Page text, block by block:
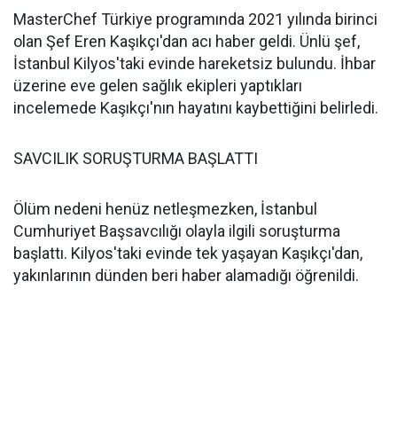
MasterChef Türkiye programında 2021 yılında birinci
olan Şef Eren Kaşıkçı'dan acı haber geldi. Ünlü şef,
İstanbul Kilyos'taki evinde hareketsiz bulundu. İhbar
üzerine eve gelen sağlık ekipleri yaptıkları
incelemede Kaşıkçı'nın hayatını kaybettiğini belirledi.
SAVCILIK SORUŞTURMA BAŞLATTI
Ölüm nedeni henüz netleşmezken, İstanbul
Cumhuriyet Başsavcılığı olayla ilgili soruşturma
başlattı. Kilyos'taki evinde tek yaşayan Kaşıkçı'dan,
yakınlarının dünden beri haber alamadığı öğrenildi.